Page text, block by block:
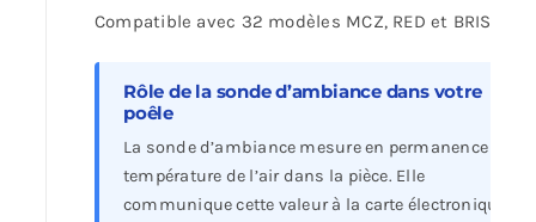
Compatible avec 32 modèles MCZ, RED et BRISACH.
Rôle de la sonde d’ambiance dans votre
poêle
La sonde d’ambiance mesure en permanence la
température de l’air dans la pièce. Elle
communique cette valeur à la carte électronique